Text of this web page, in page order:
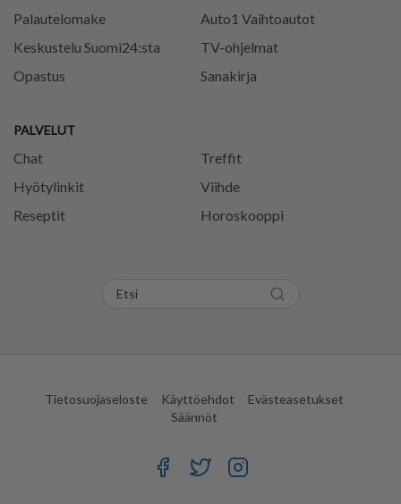
Palautelomake
Keskustelu Suomi24:sta
Opastus
PALVELUT
Chat
Treffit
Hyötylinkit
Viihde
Reseptit
Horoskooppi
Auto1 Vaihtoautot
TV-ohjelmat
Sanakirja
Tietosuojaseloste Käyttöehdot
Evästeasetukset
Säännöt